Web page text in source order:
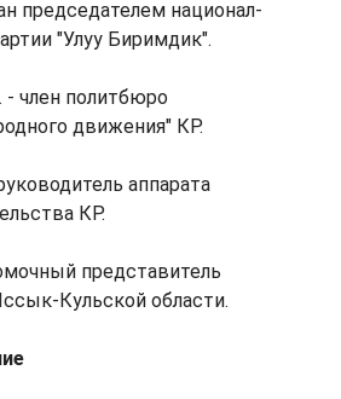
председателем национал-
"Улуу Биримдик".
- член политбюро
движения" КР.
аппарата
КР.
представитель
Кульской области.